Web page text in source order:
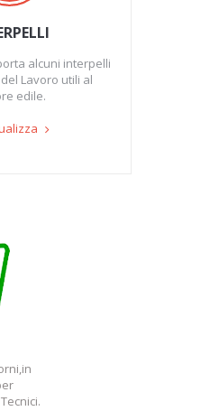
alcuni interpelli
Lavoro utili al
edile.